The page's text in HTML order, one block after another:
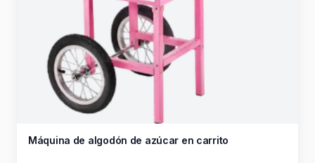
Máquina de algodón de azúcar en carrito